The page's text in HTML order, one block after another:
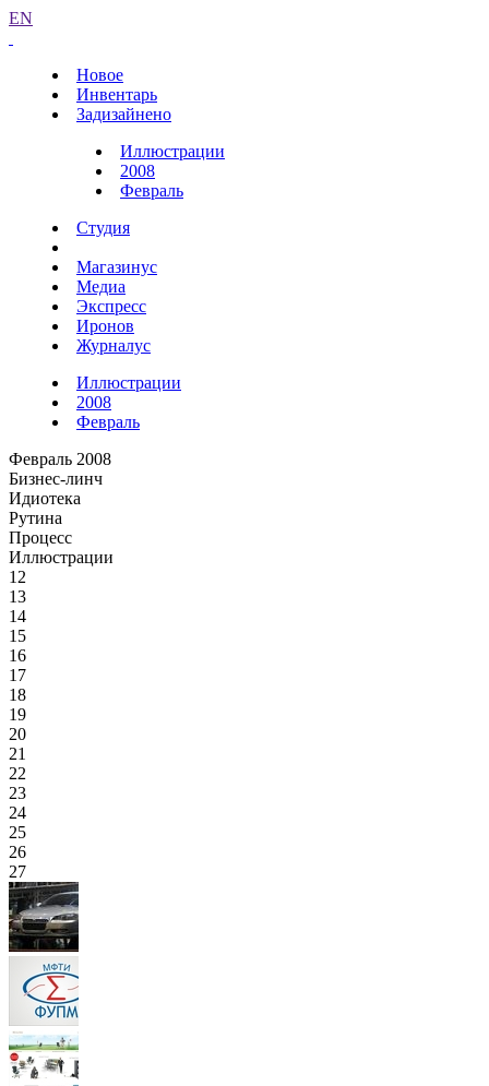
EN
Новое
Инвентарь
Задизайнено
Иллюстрации
2008
Февраль
Студия
Магазинус
Медиа
Экспресс
Иронов
Журналус
Иллюстрации
2008
Февраль
Февраль 2008
Бизнес-линч
Идиотека
Рутина
Процесс
Иллюстрации
12
13
14
15
16
17
18
19
20
21
22
23
24
25
26
27